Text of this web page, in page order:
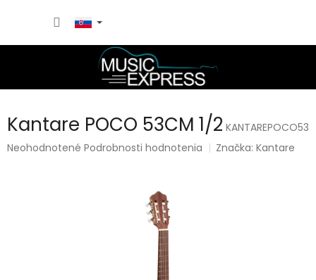
Kantare POCO 53CM 1/2 KANTAREPOCO53
Priemerné
Neohodnotené Podrobnosti hodnotenia Značka:Kantare